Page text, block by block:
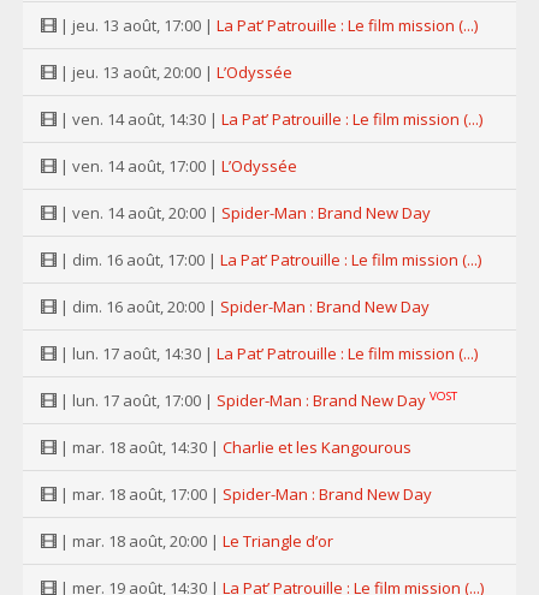
| jeu. 13 août, 17:00 | La Pat’ Patrouille : Le film mission (...)
| jeu. 13 août, 20:00 | L’Odyssée
| ven. 14 août, 14:30 | La Pat’ Patrouille : Le film mission (...)
| ven. 14 août, 17:00 | L’Odyssée
| ven. 14 août, 20:00 | Spider-Man : Brand New Day
| dim. 16 août, 17:00 | La Pat’ Patrouille : Le film mission (...)
| dim. 16 août, 20:00 | Spider-Man : Brand New Day
| lun. 17 août, 14:30 | La Pat’ Patrouille : Le film mission (...)
| lun. 17 août, 17:00 | Spider-Man : Brand New Day VOST
| mar. 18 août, 14:30 | Charlie et les Kangourous
| mar. 18 août, 17:00 | Spider-Man : Brand New Day
| mar. 18 août, 20:00 | Le Triangle d’or
| mer. 19 août, 14:30 | La Pat’ Patrouille : Le film mission (...)